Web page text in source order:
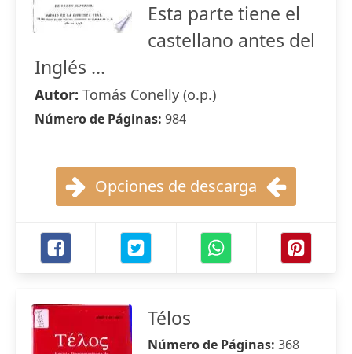
Esta parte tiene el
castellano antes del
Inglés ...
Autor: Tomás Conelly (o.p.)
Número de Páginas: 984
Opciones de descarga
Télos
Número de Páginas: 368